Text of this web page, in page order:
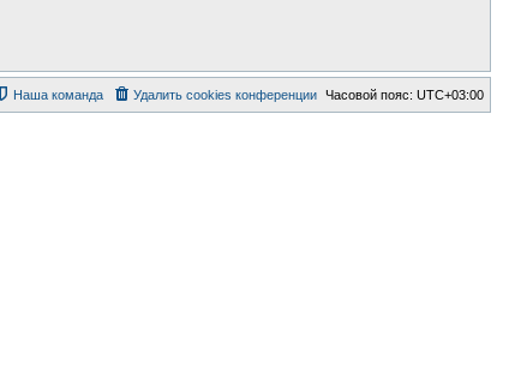
Часовой пояс: UTC+03:00
Удалить cookies конференции
Наша команда